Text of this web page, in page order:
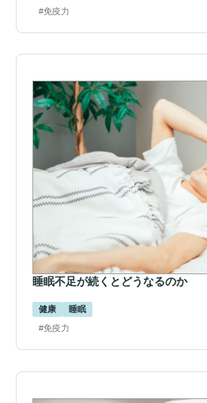
#免疫力
睡眠不足が続くとどうなるのか
健康
睡眠
#免疫力